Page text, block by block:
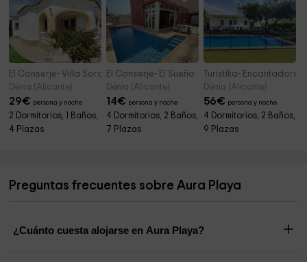
El Conserje- Villa Soramar Basetes
Dénia (Alicante)
29€ persona y noche
2 Dormitorios, 1 Baños,
4 Plazas
El Conserje- El Sueño
Dénia (Alicante)
14€ persona y noche
4 Dormitorios, 2 Baños,
7 Plazas
Turistika-
Dénia (Alicante)
56€ persona y noche
4 Dormitorios, 2 Baños,
9 Plazas
Preguntas frecuentes sobre Aura Playa
¿Cuánto cuesta alojarse en Aura Playa?